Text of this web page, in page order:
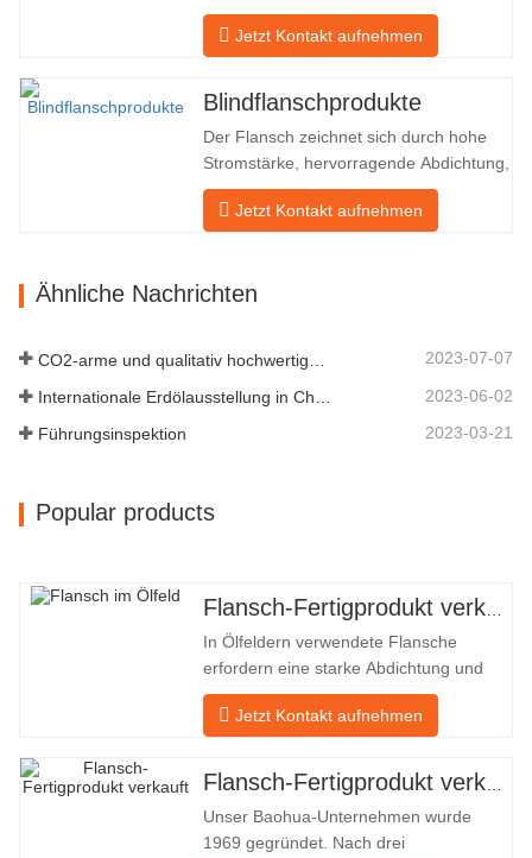
Generationen harter Arbeit umfasst es
nun eine Fläche von 50.000 ㎡ und
25.000 ㎡. Es gibt 260 Mitarbeiter und
46 Ingenieure. Die jährliche Produktion
von Schmiedestücken beträgt 30.000
Tonnen. Hauptsächlich…
Jetzt Kontakt aufnehmen
Blindflanschprodukte
Der Flansch zeichnet sich durch hohe
Stromstärke, hervorragende Abdichtung,
praktische Wartung, robuste
Anpassungsfähigkeit und
Faktor im Rohrleitungssystem macht.
Jetzt Kontakt aufnehmen
Ähnliche Nachrichten
2023-07-07
2023-06-02
Führungsinspektion 2023-03-21
Popular products
Flansch-Fertigprodukt verkauft
In Ölfeldern verwendete Flansche
erfordern eine starke Abdichtung und
hohe Qualität. Unser Unternehmen in
Baohua verarbeitet seit vielen Jahren
indirekt ins Ausland – nach Deutschland
und Russland. Da die inländische
Industrie nicht ideal ist, möchten wir
Jetzt Kontakt aufnehmen
Flansch-Fertigprodukt verkauft
Unser Baohua-Unternehmen wurde
1969 gegründet. Nach drei